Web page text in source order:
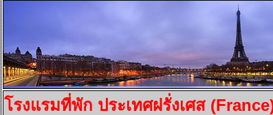
โรงแรมที่พัก ประเทศฝรั่งเศส